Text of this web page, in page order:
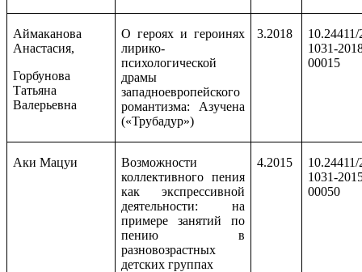
Аймаканова
Анастасия,
Горбунова
Татьяна
Валерьевна
О героях и героинях
лирико-
психологической
драмы
западноевропейского
романтизма: Азучена
(«Трубадур»)
3.2018
1031-
00015
Аки Мацуи
Возможности
коллективного пения
как экспрессивной
деятельности: на
примере занятий по
пению в
разновозрастных
детских группах
4.2015
1031-
00050